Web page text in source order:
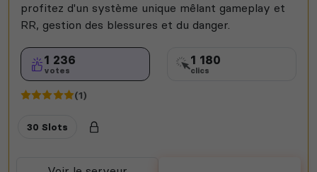
profitez d'un système unique mêlant gameplay et
RR, gestion des blessures et du danger.
1 236
votes
1 180
clics
(1)
30 Slots